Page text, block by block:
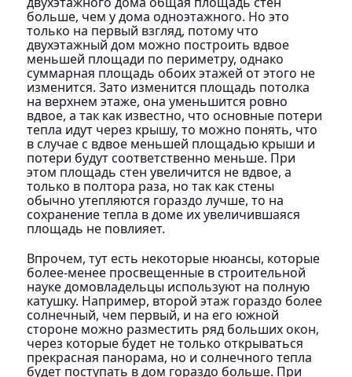
больше, чем у дома одноэтажного. Но это
только на первый взгляд, потому что
двухэтажный дом можно построить вдвое
меньшей площади по периметру, однако
суммарная площадь обоих этажей от этого не
изменится. Зато изменится площадь потолка
на верхнем этаже, она уменьшится ровно
вдвое, а так как известно, что основные потери
тепла идут через крышу, то можно понять, что
в случае с вдвое меньшей площадью крыши и
потери будут соответственно меньше. При
этом площадь стен увеличится не вдвое, а
только в полтора раза, но так как стены
обычно утепляются гораздо лучше, то на
сохранение тепла в доме их увеличившаяся
площадь не повлияет.
Впрочем, тут есть некоторые нюансы, которые
более-менее просвещенные в строительной
науке домовладельцы используют на полную
катушку. Например, второй этаж гораздо более
солнечный, чем первый, и на его южной
стороне можно разместить ряд больших окон,
через которые будет не только открываться
прекрасная панорама, но и солнечного тепла
будет поступать в дом гораздо больше. При